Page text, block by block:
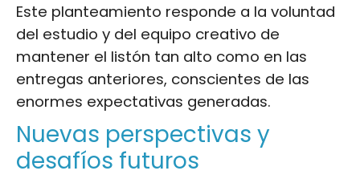
Este planteamiento responde a la voluntad
del estudio y del equipo creativo de
mantener el listón tan alto como en las
entregas anteriores, conscientes de las
enormes expectativas generadas.
Nuevas perspectivas y
desafíos futuros